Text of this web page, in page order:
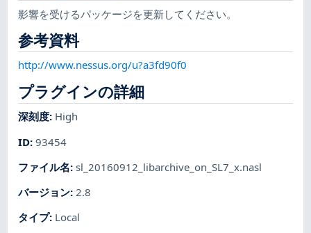
影響を受けるパッケージを更新してください。
参考資料
http://www.nessus.org/u?a3fd90f0
プラグインの詳細
深刻度: High
ID:93454
ファイル名:sl_20160912_libarchive_on_SL7_x.nasl
バージョン:2.8
タイプ: Local